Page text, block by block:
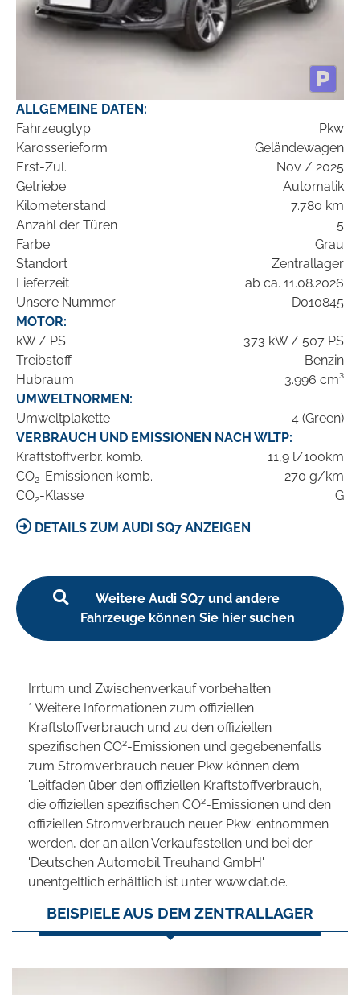
ALLGEMEINE DATEN:
Fahrzeugtyp
Pkw
Karosserieform
Geländewagen
Erst-Zul.
Nov / 2025
Getriebe
Automatik
Kilometerstand
7.780 km
Anzahl der Türen
5
Farbe
Grau
Standort
Zentrallager
Lieferzeit
ab ca. 11.08.2026
Unsere Nummer
D010845
MOTOR:
kW / PS
373 kW / 507 PS
Treibstoff
Benzin
Hubraum
3.996 cm³
UMWELTNORMEN:
Umweltplakette
4 (Green)
VERBRAUCH UND EMISSIONEN NACH WLTP:
Kraftstoffverbr. komb.
11,9 l/100km
CO2-Emissionen komb.
270 g/km
CO2-Klasse G
DETAILS ZUM AUDI SQ7 ANZEIGEN
Weitere Audi SQ7 und andere
Fahrzeuge können Sie hier suchen
Irrtum und Zwischenverkauf vorbehalten.
* Weitere Informationen zum offiziellen
Kraftstoffverbrauch und zu den offiziellen
spezifischen CO2-Emissionen und gegebenenfalls
zum Stromverbrauch neuer Pkw können dem
'Leitfaden über den offiziellen Kraftstoffverbrauch,
die offiziellen spezifischen CO2-Emissionen und den
offiziellen Stromverbrauch neuer Pkw' entnommen
werden, der an allen Verkaufsstellen und bei der
'Deutschen Automobil Treuhand GmbH'
unentgeltlich erhältlich ist unter www.dat.de.
BEISPIELE AUS DEM ZENTRALLAGER